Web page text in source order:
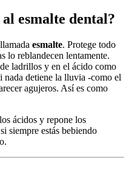
esmalte dental?
esmalte. Protege todo
lo reblandecen lentamente.
ladrillos y en el ácido como
nada detiene la lluvia -como el
agujeros. Así es como
ácidos y repone los
siempre estás bebiendo